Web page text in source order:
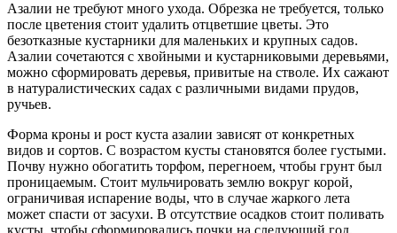
Азалии не требуют много ухода. Обрезка не требуется, только
после цветения стоит удалить отцветшие цветы. Это
безотказные кустарники для маленьких и крупных садов.
Азалии сочетаются с хвойными и кустарниковыми деревьями,
можно сформировать деревья, привитые на стволе. Их сажают
в натуралистических садах с различными видами прудов,
ручьев.
Форма кроны и рост куста азалии зависят от конкретных
видов и сортов. С возрастом кусты становятся более густыми.
Почву нужно обогатить торфом, перегноем, чтобы грунт был
проницаемым. Стоит мульчировать землю вокруг корой,
ограничивая испарение воды, что в случае жаркого лета
может спасти от засухи. В отсутствие осадков стоит поливать
кусты, чтобы сформировались почки на следующий год.